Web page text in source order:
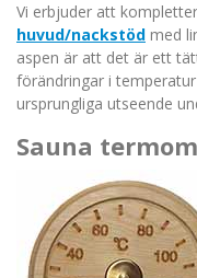
Vi erbjuder att
huvud/nackstöd med
aspen är att det är ett
förändringar i
ursprungliga utseende
Sauna